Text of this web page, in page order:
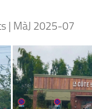
| MàJ 2025-07